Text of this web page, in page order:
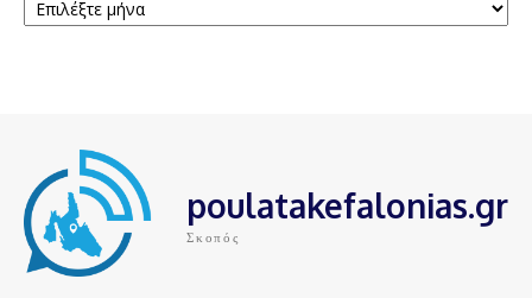
poulatakefalonias.gr
Σκοπός